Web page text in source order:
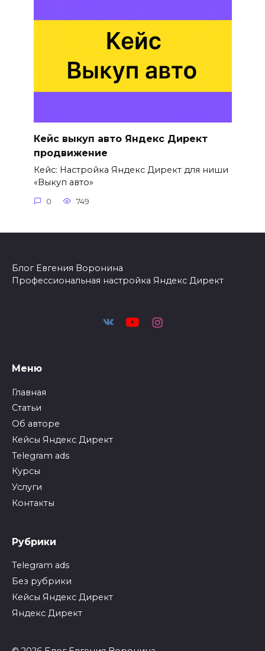
Кейс выкуп авто Яндекс Директ
продвижение
Кейс: Настройка Яндекс Директ для ниши
«Выкуп авто»
0 749
Блог Евгения Воронина
Профессиональная настройка Яндекс Директ
Меню
Главная
Статьи
Об авторе
Кейсы Яндекс Директ
Telegram ads
Курсы
Услуги
Контакты
Рубрики
Telegram ads
Без рубрики
Кейсы Яндекс Директ
Яндекс Директ